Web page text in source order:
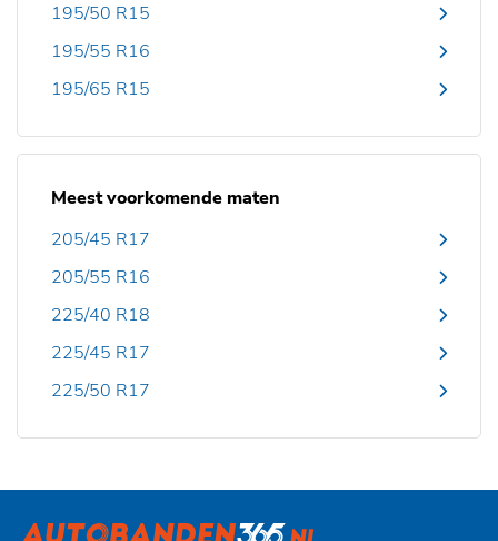
195/50 R15
195/55 R16
195/65 R15
Meest voorkomende maten
205/45 R17
205/55 R16
225/40 R18
225/45 R17
225/50 R17